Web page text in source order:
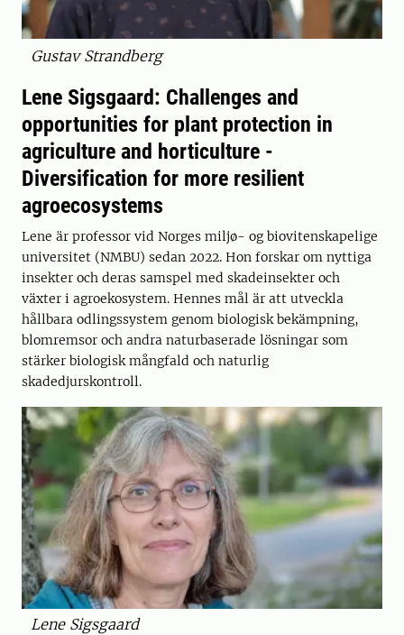
Gustav Strandberg
Lene Sigsgaard: Challenges and
opportunities for plant protection in
agriculture and horticulture -
Diversification for more resilient
agroecosystems
Lene är professor vid Norges miljø- og biovitenskapelige
universitet (NMBU) sedan 2022. Hon forskar om nyttiga
insekter och deras samspel med skadeinsekter och
växter i agroekosystem. Hennes mål är att utveckla
hållbara odlingssystem genom biologisk bekämpning,
blomremsor och andra naturbaserade lösningar som
stärker biologisk mångfald och naturlig
skadedjurskontroll.
Lene Sigsgaard